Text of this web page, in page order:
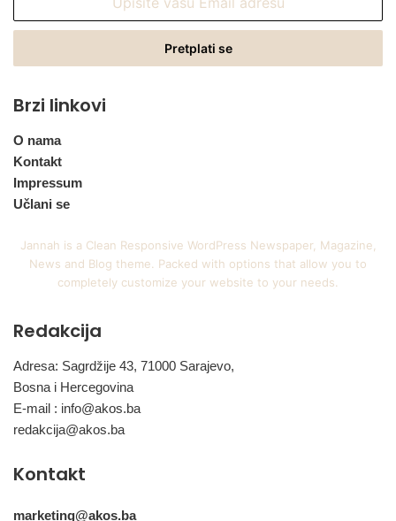
Email
Brzi linkovi
O nama
Kontakt
Impressum
Učlani se
Jannah is a Clean Responsive WordPress Newspaper, Magazine,
News and Blog theme. Packed with options that allow you to
completely customize your website to your needs.
Redakcija
Adresa: Sagrdžije 43, 71000 Sarajevo,
Bosna i Hercegovina
E-mail : info@akos.ba
redakcija@akos.ba
Kontakt
marketing@akos.ba